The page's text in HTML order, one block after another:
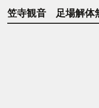
笠寺観音 足場解体